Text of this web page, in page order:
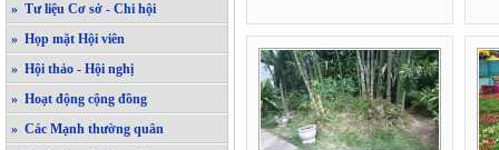
» Tư liệu Cơ sở - Chi hội
» Họp mặt Hội viên
» Hội thảo - Hội nghị
» Hoạt động cộng đồng
» Các Mạnh thường quân